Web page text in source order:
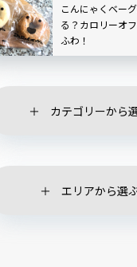
こんにゃくベー
る？カロリーオ
ふわ！
カテゴリーから
エリアから選